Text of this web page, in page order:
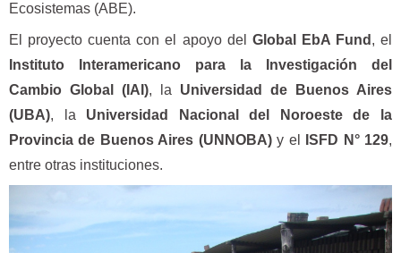
Ecosistemas (ABE).
El proyecto cuenta con el apoyo del Global EbA Fund , el
Instituto Interamericano para la Investigación del
Cambio Global (IAI), la Universidad de Buenos Aires
(UBA), la Universidad Nacional del Noroeste de la
Provincia de Buenos Aires (UNNOBA)y el ISFD N° 129,
entre otras instituciones.